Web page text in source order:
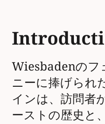
Wiesbadenのフ
ニーに捧げられ
インは、訪問者
ーストの歴史と